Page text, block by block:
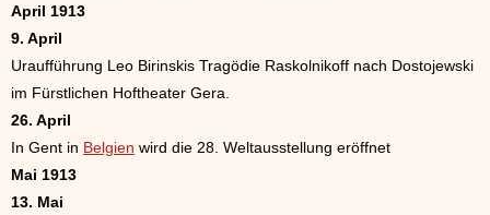
April 1913
9. April
Uraufführung Leo Birinskis Tragödie Raskolnikoff nach Dostojewski
im Fürstlichen Hoftheater Gera.
26. April
In Gent in Belgien wird die 28. Weltausstellung eröffnet
Mai 1913
13. Mai